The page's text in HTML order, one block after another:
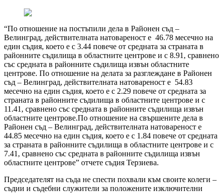
“По отношение на постъпили дела в Районен съд –
Велинград, действителната натовареност е 46.78 месечно на
един съдия, което е с 3.44 повече от средната за страната в
районните съдилища в областните центрове и с 8.91, сравнено
със средната в районните съдилища извън областните
центрове. По отношение на делата за разглеждане в Районен
съд – Велинград, действителната натовареност е 54.83
месечно на един съдия, което е с 2.29 повече от средната за
страната в районните съдилища в областните центрове и с
11.41, сравнено със средната в районните съдилища извън
областните центрове.По отношение на свършените дела в
Районен съд – Велинград, действителната натовареност е
44.85 месечно на един съдия, което е с 1.84 повече от средната
за страната в районните съдилища в областните центрове и с
7.41, сравнено със средната в районните съдилища извън
областните центрове” отчете съдия Терзиева.
Председателят на съда не спести похвали към своите колеги –
съдии и съдебни служители за положените изключителни